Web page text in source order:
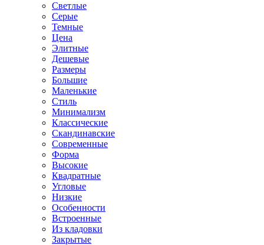
Светлые
Серые
Темные
Цена
Элитные
Дешевые
Размеры
Большие
Маленькие
Стиль
Минимализм
Классические
Скандинавские
Современные
Форма
Высокие
Квадратные
Угловые
Низкие
Особенности
Встроенные
Из кладовки
Закрытые